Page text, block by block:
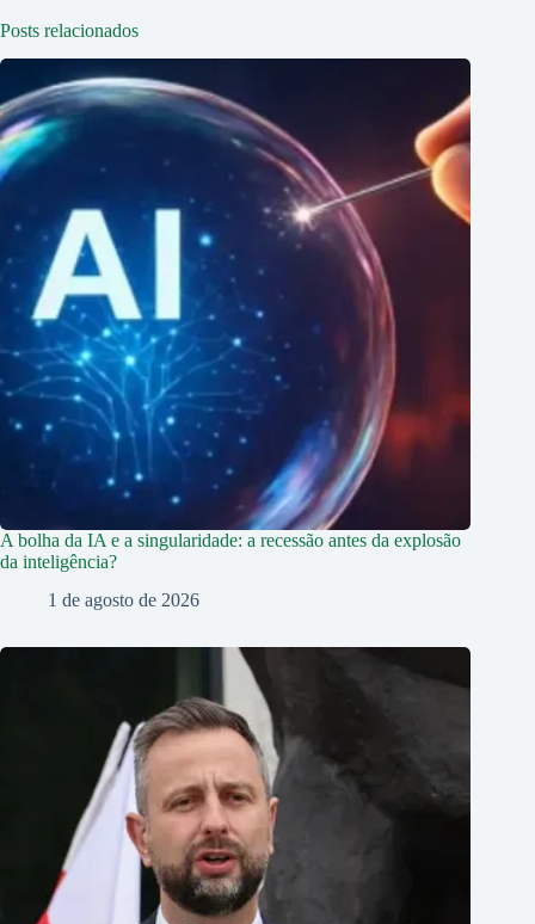
Posts relacionados
A bolha da IA e a singularidade: a recessão antes da explosão
da inteligência?
1 de agosto de 2026